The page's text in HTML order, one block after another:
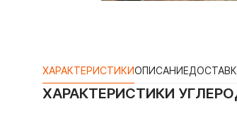
ХАРАКТЕРИСТИКИОПИСАНИЕ
ХАРАКТЕРИСТИКИ